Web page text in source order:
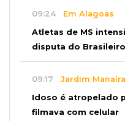
09:24 Em Alagoas
Atletas de MS
disputa do
09:17 Jardim Manaíra
Idoso é atropelado
filmava com celular